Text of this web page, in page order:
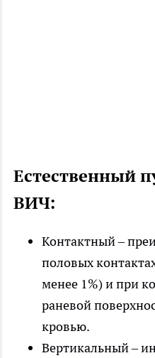
Естественный
ВИЧ:
Контактный –
половых
менее 1%) и при
раневой
кровью.
Вертикальный –